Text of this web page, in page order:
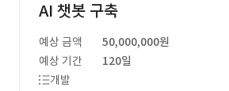
AI 챗봇 구축
예상 금액
50,000,000원
예상 기간
120일
개발